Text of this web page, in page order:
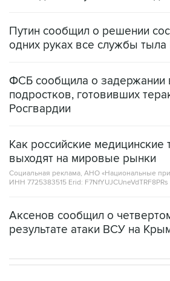
Путин сообщил о решении
одних руках все службы
ФСБ сообщила о задержании
подростков, готовивших
Росгвардии
Как российские медицинские
выходят на мировые рынки
Социальная реклама, АНО «Национальные
ИНН 7725383515 Erid: F7NfYUJCUneVdTRF8PRs
Аксенов сообщил о
результате атаки ВСУ на